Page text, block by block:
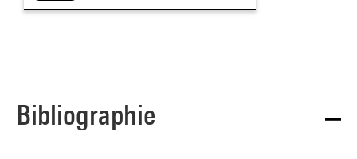
Josep Dalmau ; elle rencontre cette année-là Paul Eluard,
sur Picasso, et se lie à Óscar Domínguez et à Marcel Jean,
côtés des milices révolutionnaires, qui l’incite aussitôt à
Bibliographie